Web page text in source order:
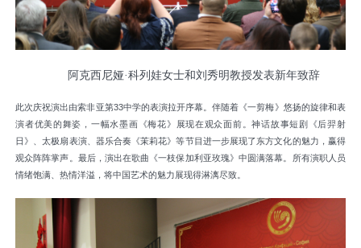
阿克西尼娅·科列娃女士和刘秀明教授发表新年致辞
此次庆祝演出由索非亚第33中学的表演拉开序幕。伴随着《一剪梅》悠扬的旋律和表
演者优美的舞姿，一幅水墨画《梅花》展现在观众面前。神话故事短剧《后羿射
日》、太极扇表演、器乐合奏《茉莉花》等节目进一步展现了东方文化的魅力，赢得
观众阵阵掌声。最后，演出在歌曲《一枝保加利亚玫瑰》中圆满落幕。所有演职人员
情绪饱满、热情洋溢，将中国艺术的魅力展现得淋漓尽致。